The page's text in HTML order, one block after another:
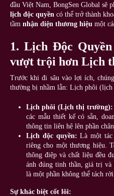
đầu Việt Nam, BongSen Global sẽ
lịch độc quyền có thể trở thành
tầm nhận diện thương hiệu một
1. Lịch Độc
vượt trội hơn Lịch
Trước khi đi sâu vào lợi ích,
thường bị nhầm lẫn: Lịch phôi
Lịch phôi (Lịch thị trường):
các mẫu thiết kế có sẵn,
thông tin liên hệ lên phần
Lịch độc quyền: Là một tác
riêng cho một thương hiệu.
thông điệp và chất liệu đều
ánh đúng tinh thần, giá trị và
là một phần không thể tách
Sự khác biệt cốt lõi: